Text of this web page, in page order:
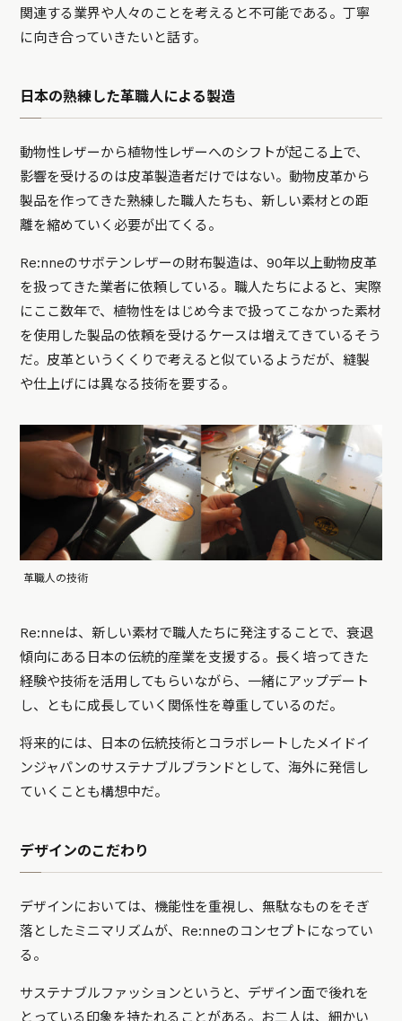
関連する業界や人々のことを考えると不可能である。丁寧
に向き合っていきたいと話す。
日本の熟練した革職人による製造
動物性レザーから植物性レザーへのシフトが起こる上で、
影響を受けるのは皮革製造者だけではない。動物皮革から
製品を作ってきた熟練した職人たちも、新しい素材との距
離を縮めていく必要が出てくる。
Re:nneのサボテンレザーの財布製造は、90年以上動物皮革
を扱ってきた業者に依頼している。職人たちによると、実際
にここ数年で、植物性をはじめ今まで扱ってこなかった素材
を使用した製品の依頼を受けるケースは増えてきているそう
だ。皮革というくくりで考えると似ているようだが、縫製
や仕上げには異なる技術を要する。
革職人の技術
Re:nneは、新しい素材で職人たちに発注することで、衰退
傾向にある日本の伝統的産業を支援する。長く培ってきた
経験や技術を活用してもらいながら、一緒にアップデート
し、ともに成長していく関係性を尊重しているのだ。
将来的には、日本の伝統技術とコラボレートしたメイドイ
ンジャパンのサステナブルブランドとして、海外に発信し
ていくことも構想中だ。
デザインのこだわり
デザインにおいては、機能性を重視し、無駄なものをそぎ
落としたミニマリズムが、Re:nneのコンセプトになってい
る。
サステナブルファッションというと、デザイン面で後れを
とっている印象を持たれることがある。お二人は、細かい